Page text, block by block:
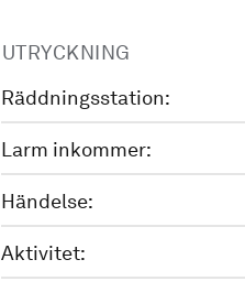
UTRYCKNING
Räddningsstation:
Larm inkommer:
Händelse:
Aktivitet: